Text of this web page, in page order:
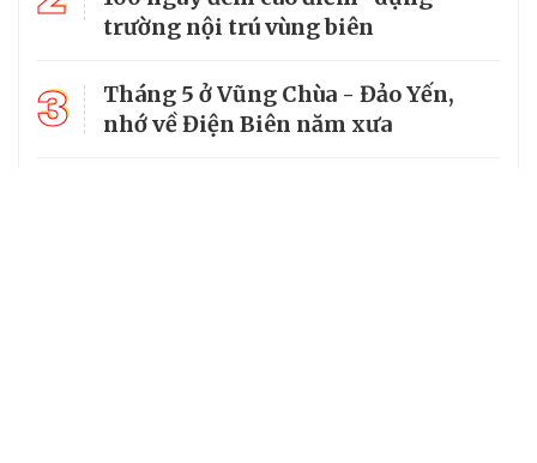
trường nội trú vùng biên
3
Tháng 5 ở Vũng Chùa - Đảo Yến,
nhớ về Điện Biên năm xưa